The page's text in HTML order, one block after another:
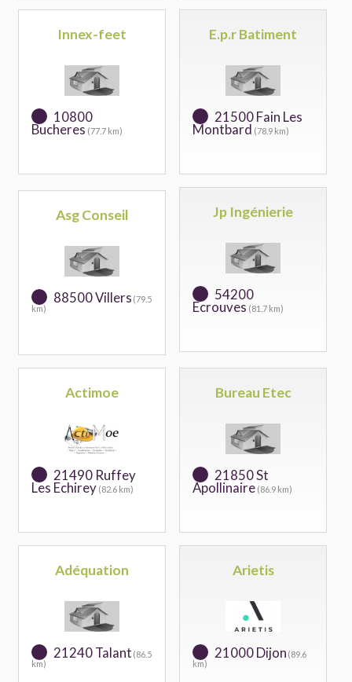
Innex-feet
10800
Bucheres (77.7 km)
E.p.r Batiment
21500 Fain Les
Montbard (78.9 km)
Asg Conseil
88500 Villers (79.5
km)
Jp Ingénierie
54200
Ecrouves (81.7 km)
Actimoe
21490 Ruffey
Les Echirey (82.6 km)
Bureau Etec
21850 St
Apollinaire (86.9 km)
Adéquation
21240 Talant (86.5
km)
Arietis
21000 Dijon (89.6
km)